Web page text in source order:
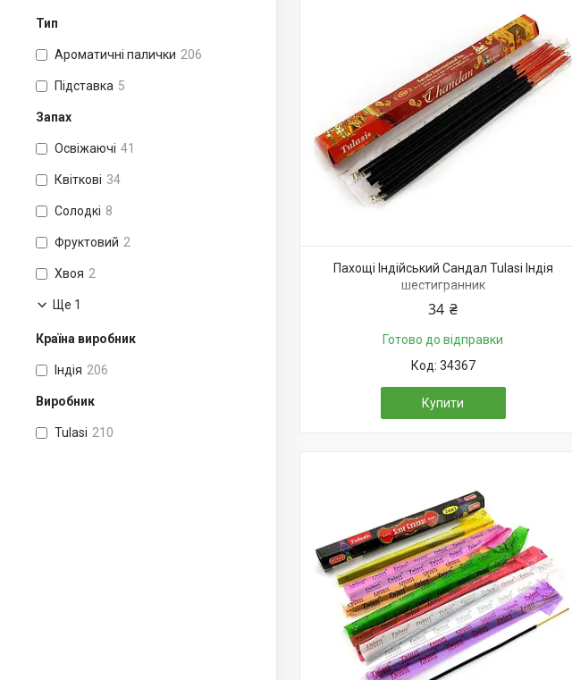
Тип
Ароматичні палички 206
Підставка 5
Запах
Освіжаючі 41
Квіткові 34
Солодкі 8
Фруктовий 2
Хвоя 2
Ще 1
Країна виробник
Індія 206
Виробник
Tulasi 210
Пахощі Індійський Сандал Tulasi Індія
шестигранник
34 ₴
Готово до відправки
34367
Купити